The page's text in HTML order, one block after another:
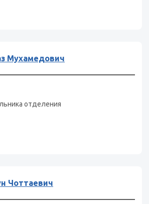
Мухамедович
отделения
Чоттаевич